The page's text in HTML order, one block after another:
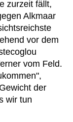
zurzeit fällt,
Alkmaar
vor dem
vom Feld.
der
wir tun